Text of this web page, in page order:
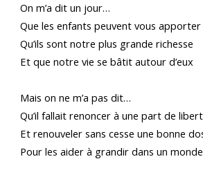
On m’a dit un jour…
Que les enfants peuvent vous
Qu’ils sont notre plus grande richesse
Et que notre vie se bâtit autour d’eux
Mais on ne m’a pas dit…
Qu’il fallait renoncer à une part de
Et renouveler sans cesse une bonne
Pour les aider à grandir dans un